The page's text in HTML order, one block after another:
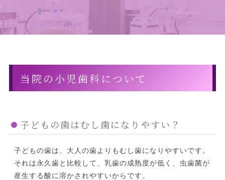
当院の小児歯科について
子どもの歯はむし歯になりやすい？
子どもの歯は、大人の歯よりもむし歯になりやすいです。
それは永久歯と比較して、乳歯の成熟度が低く、虫歯菌が
産生する酸に溶かされやすいからです。